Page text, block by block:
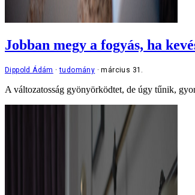
Jobban megy a fogyás, ha
Dippold Ádám tudomány március 31.
A változatosság gyönyörködtet, de úgy tűnik,